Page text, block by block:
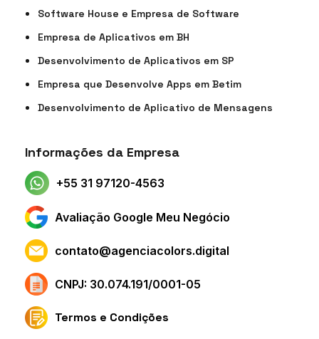
Software House e Empresa de Software
Empresa de Aplicativos em BH
Desenvolvimento de Aplicativos em SP
Empresa que Desenvolve Apps em Betim
Desenvolvimento de Aplicativo de Mensagens
Informações da Empresa
+55 31 97120-4563
Avaliação Google Meu Negócio
contato@agenciacolors.digital
CNPJ: 30.074.191/0001-05
Termos e Condições